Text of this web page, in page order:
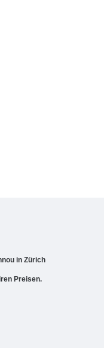
in Zürich
Preisen.